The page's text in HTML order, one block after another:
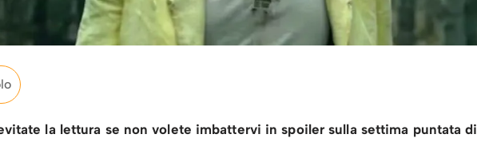
la lettura se non volete imbattervi in spoiler sulla settima puntata di